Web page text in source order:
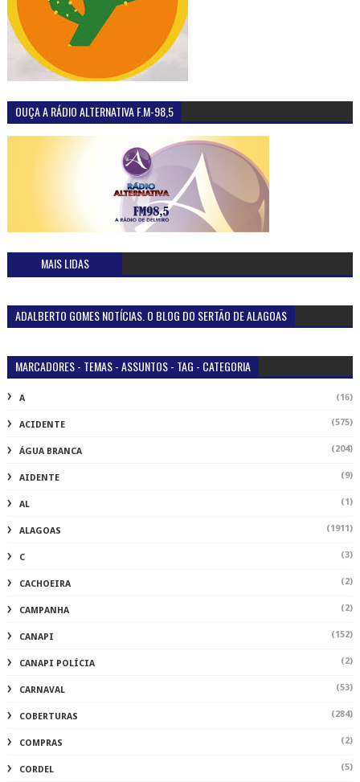
OUÇA A RÁDIO ALTERNATIVA F.M-98,5
MAIS LIDAS
ADALBERTO GOMES NOTÍCIAS. O BLOG DO SERTÃO DE ALAGOAS
MARCADORES - TEMAS - ASSUNTOS - TAG - CATEGORIA
A (16)
ACIDENTE (575)
ÁGUA BRANCA (204)
AIDENTE (9)
AL (1)
ALAGOAS (1911)
C (3)
CACHOEIRA (2)
CAMPANHA (2)
CANAPI (152)
CANAPI POLÍCIA (2)
CARNAVAL (53)
COBERTURAS (284)
COMPRAS (2)
CORDEL (5)